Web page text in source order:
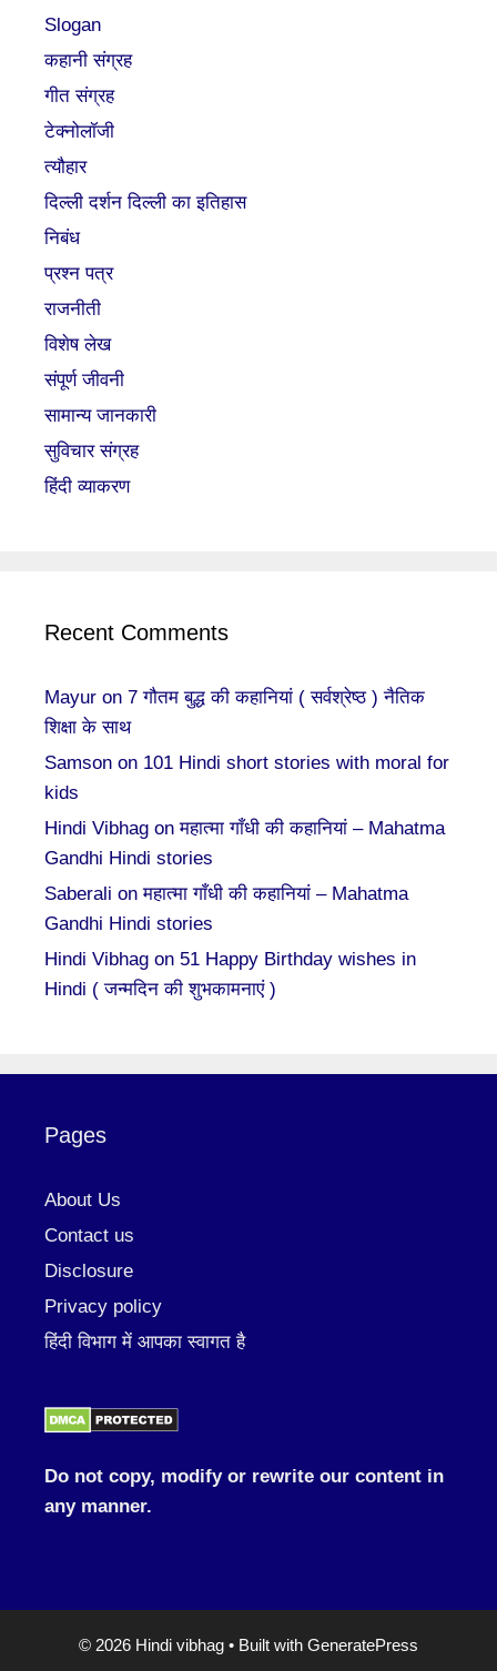
Slogan
कहानी संग्रह
गीत संग्रह
टेक्नोलॉजी
त्यौहार
दिल्ली दर्शन दिल्ली का इतिहास
निबंध
प्रश्न पत्र
राजनीती
विशेष लेख
संपूर्ण जीवनी
सामान्य जानकारी
सुविचार संग्रह
हिंदी व्याकरण
Recent Comments
Mayur on 7 गौतम बुद्ध की कहानियां ( सर्वश्रेष्ठ ) नैतिक
शिक्षा के साथ
Samson on 101 Hindi short stories with moral for
kids
Hindi Vibhag onमहात्मा गाँधी की कहानियां – Mahatma
Gandhi Hindi stories
Saberali onमहात्मा गाँधी की कहानियां – Mahatma
Gandhi Hindi stories
Hindi Vibhag on 51 Happy Birthday wishes in
Hindi ( जन्मदिन की शुभकामनाएं )
Pages
About Us
Contact us
Disclosure
Privacy policy
हिंदी विभाग में आपका स्वागत है
Do not copy, modify or rewrite our content in
any manner.
© 2026 Hindi vibhag • Built with GeneratePress